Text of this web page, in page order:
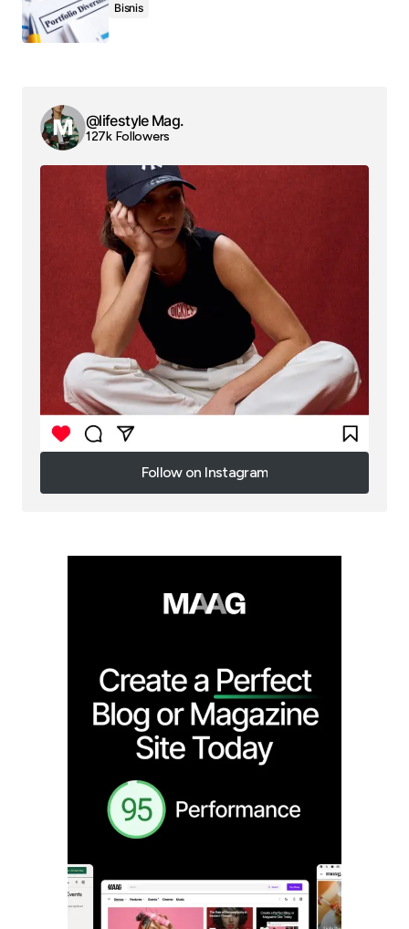
Bisnis
@lifestyle Mag.
127k Followers
Follow on Instagram
Follow on Instagram